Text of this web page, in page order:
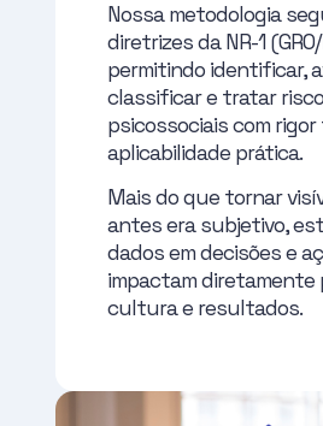
Nossa metodologia
diretrizes da NR-1 (GRO/
permitindo identificar,
classificar e tratar
psicossociais com
aplicabilidade prática.
Mais do que tornar
antes era subjetivo,
dados em decisões e
impactam diretamente
cultura e resultados.